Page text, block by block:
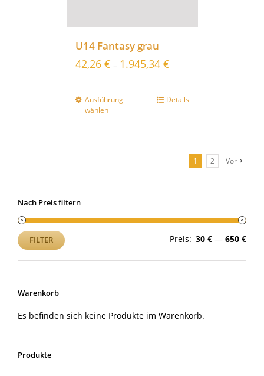
U14 Fantasy grau
42,26 € – 1.945,34 €
Ausführung
wählen
Details
1 2 Vor
Nach Preis filtern
Min.
Max.
FILTER Preis: 30 € — 650 €
Warenkorb
Es befinden sich keine Produkte im Warenkorb.
Produkte